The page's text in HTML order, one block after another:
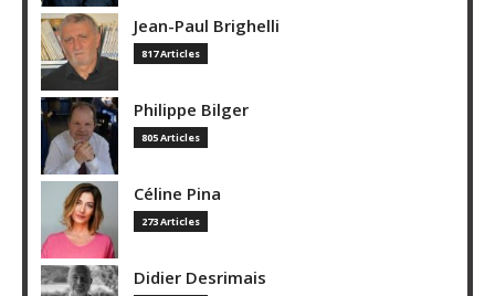
Jean-Paul Brighelli
817 Articles
Philippe Bilger
805 Articles
Céline Pina
273 Articles
Didier Desrimais